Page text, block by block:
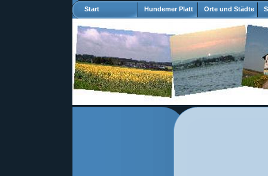
Start Hundemer Platt Orte und Städte